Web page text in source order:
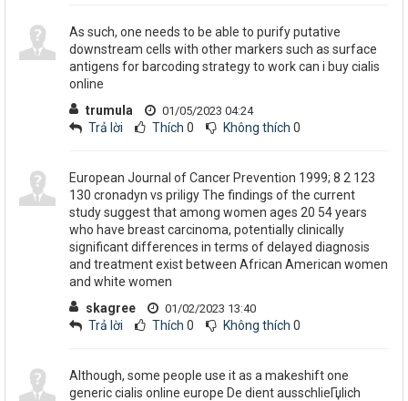
As such, one needs to be able to purify putative
downstream cells with other markers such as surface
antigens for barcoding strategy to work can i buy cialis
online
trumula
01/05/2023 04:24
Trả lời Thích 0 Không thích 0
European Journal of Cancer Prevention 1999; 8 2 123
130 cronadyn vs priligy The findings of the current
study suggest that among women ages 20 54 years
who have breast carcinoma, potentially clinically
significant differences in terms of delayed diagnosis
and treatment exist between African American women
and white women
skagree
01/02/2023 13:40
Trả lời Thích 0 Không thích 0
Although, some people use it as a makeshift one
generic cialis online europe De dient ausschlieГџlich